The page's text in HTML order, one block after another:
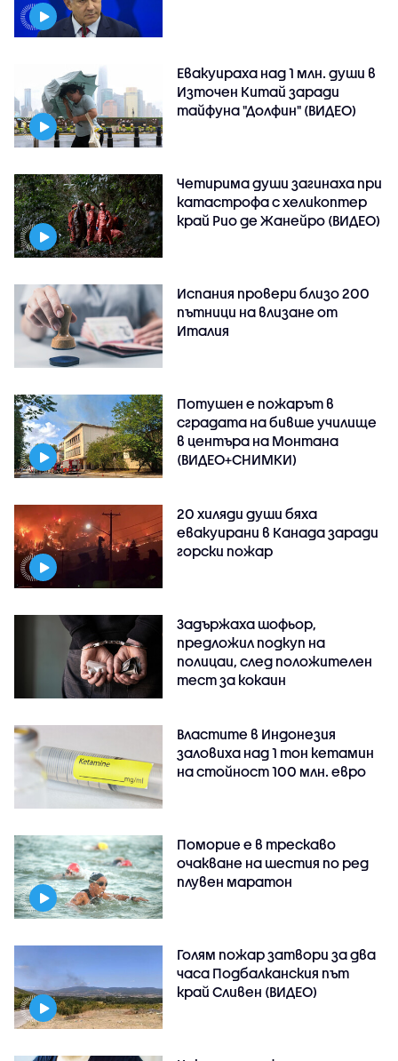
Евакуираха над 1 млн. души в
Източен Китай заради
тайфуна "Долфин" (ВИДЕО)
Четирима души загинаха при
катастрофа с хеликоптер
край Рио де Жанейро (ВИДЕО)
Испания провери близо 200
пътници на влизане от
Италия
Потушен е пожарът в
сградата на бивше училище
в центъра на Монтана
(ВИДЕО+СНИМКИ)
20 хиляди души бяха
евакуирани в Канада заради
горски пожар
Задържаха шофьор,
предложил подкуп на
полицаи, след положителен
тест за кокаин
Властите в Индонезия
заловиха над 1 тон кетамин
на стойност 100 млн. евро
Поморие е в трескаво
очакване на шестия по ред
плувен маратон
Голям пожар затвори за два
часа Подбалканския път
край Сливен (ВИДЕО)